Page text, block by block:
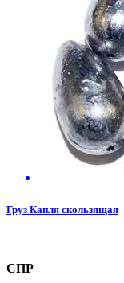
Груз Капля скользящая
СПР